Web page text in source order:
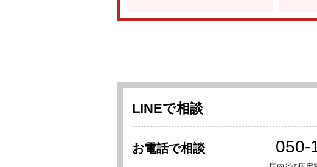
LINEで相談
お電話で相談 050-